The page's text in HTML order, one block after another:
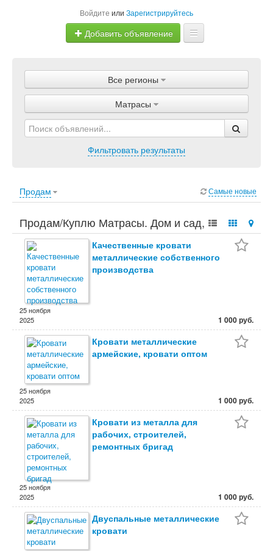
Войдите или Зарегистрируйтесь
Добавить объявление
Объявления
Магазины
Услуги
Все регионы
Матрасы
Фильтровать результаты
Продам Самые новые
Продам/Куплю Матрасы. Дом и сад, Мебель,
Мебель для спальни, Матрасы.
Качественные кровати
металлические собственного
производства
25 ноября
2025
1 000 руб.
Кровати металлические
армейские, кровати оптом
25 ноября
2025
1 000 руб.
Кровати из металла для
рабочих, строителей,
ремонтных бригад
25 ноября
2025
1 000 руб.
Двуспальные металлические
кровати